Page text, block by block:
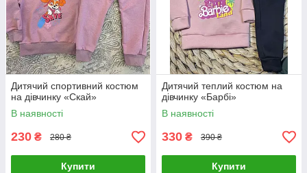
Дитячий спортивний костюм
на дівчинку «Скай»
В наявності
230 ₴ 280 ₴
Купити
Дитячий теплий костюм на
дівчинку «Барбі»
В наявності
330 ₴ 390 ₴
Купити